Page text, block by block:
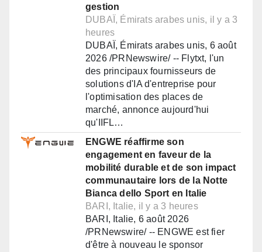
gestion
DUBAÏ, Émirats arabes unis, il y a 3
heures
DUBAÏ, Émirats arabes unis, 6 août
2026 /PRNewswire/ -- Flytxt, l'un
des principaux fournisseurs de
solutions d'IA d'entreprise pour
l'optimisation des places de
marché, annonce aujourd'hui
qu'IIFL…
ENGWE réaffirme son
engagement en faveur de la
mobilité durable et de son impact
communautaire lors de la Notte
Bianca dello Sport en Italie
BARI, Italie, il y a 3 heures
BARI, Italie, 6 août 2026
/PRNewswire/ -- ENGWE est fier
d'être à nouveau le sponsor